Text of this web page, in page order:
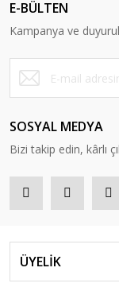
E-BÜLTEN
Kampanya ve
SOSYAL MEDYA
Bizi takip edin, kârlı
ÜYELİK